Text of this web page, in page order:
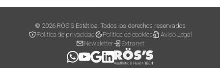
© 2026 RÖS’S Estética. Todos los derechos reservados
Política de privacidad
Política de cookies
Aviso Legal
Newsletter
Extranet